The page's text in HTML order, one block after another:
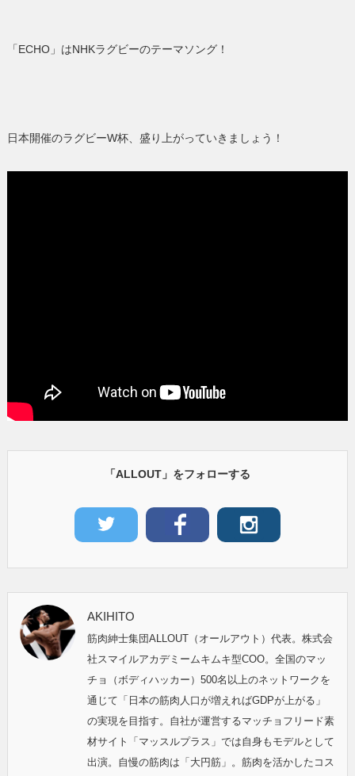
「ECHO」はNHKラグビーのテーマソング！
日本開催のラグビーW杯、盛り上がっていきましょう！
「ALLOUT」をフォローする
AKIHITO
筋肉紳士集団ALLOUT（オールアウト）代表。株式会
社スマイルアカデミームキムキ型COO。全国のマッ
チョ（ボディハッカー）500名以上のネットワークを
通じて「日本の筋肉人口が増えればGDPが上がる」
の実現を目指す。自社が運営するマッチョフリード素
材サイト「マッスルプラス」では自身もモデルとして
出演。自慢の筋肉は「大円筋」。筋肉を活かしたコス